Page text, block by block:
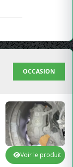
OCCASION
Voir le produit